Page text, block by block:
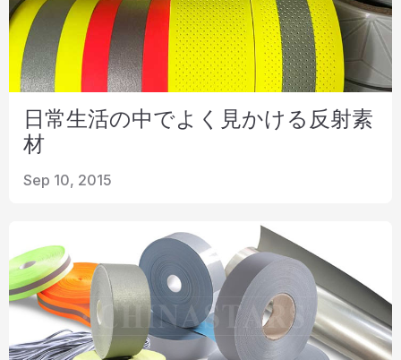
日常生活の中でよく見かける反射素
材
Sep 10, 2015